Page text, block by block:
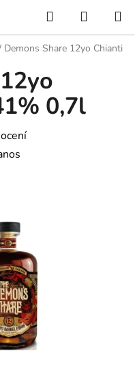
Hledat
KOŠÍK
Demons Share 12yo Chianti
0,7l